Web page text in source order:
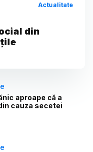
Actualitate
din
aproape că a
cauza secetei